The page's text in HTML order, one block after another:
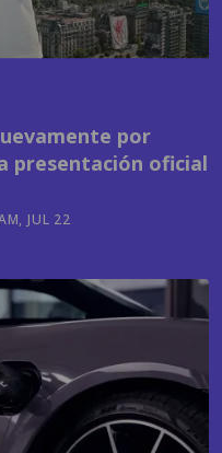
presentación oficial
JUL 22